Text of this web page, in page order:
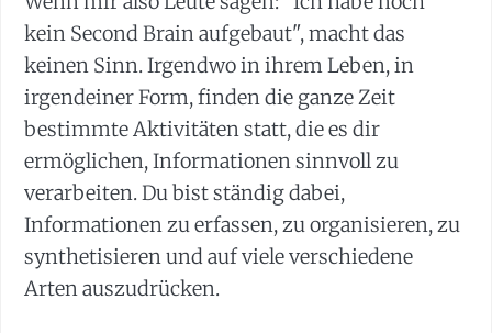
kein Second Brain aufgebaut", macht das
keinen Sinn. Irgendwo in ihrem Leben, in
irgendeiner Form, finden die ganze Zeit
bestimmte Aktivitäten statt, die es dir
ermöglichen, Informationen sinnvoll zu
verarbeiten. Du bist ständig dabei,
Informationen zu erfassen, zu organisieren, zu
synthetisieren und auf viele verschiedene
Arten auszudrücken.